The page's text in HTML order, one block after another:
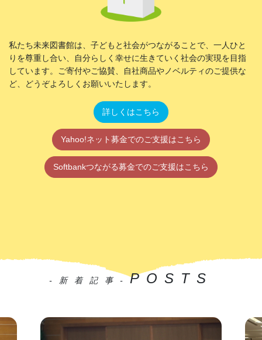
私たち未来図書館は、子どもと社会がつながることで、一人ひと
りを尊重し合い、自分らしく幸せに生きていく社会の実現を目指
しています。ご寄付やご協賛、自社商品やノベルティのご提供な
ど、どうぞよろしくお願いいたします。
詳しくはこちら
Yahoo!ネット募金でのご支援はこちら
Softbankつながる募金でのご支援はこちら
-新着記事- POSTS